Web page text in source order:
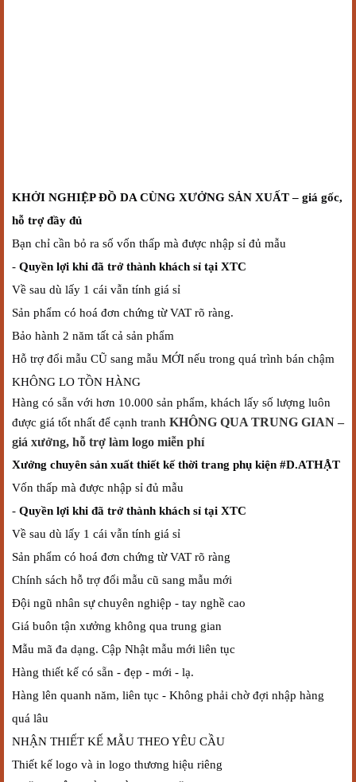
KHỞI NGHIỆP ĐỒ DA CÙNG XƯỞNG SẢN XUẤT – giá gốc,
hỗ trợ đầy đủ
Bạn chỉ cần bỏ ra số vốn thấp mà được nhập sỉ đủ mẫu
- Quyền lợi khi đã trở thành khách sỉ tại XTC
Về sau dù lấy 1 cái vẫn tính giá sỉ
Sản phẩm có hoá đơn chứng từ VAT rõ ràng.
Bảo hành 2 năm tất cả sản phẩm
Hỗ trợ đổi mẫu CŨ sang mẫu MỚI nếu trong quá trình bán chậm
KHÔNG LO TỒN HÀNG
Hàng có sẵn với hơn 10.000 sản phẩm, khách lấy số lượng luôn
được giá tốt nhất để cạnh tranh KHÔNG QUA TRUNG GIAN –
giá xưởng, hỗ trợ làm logo miễn phí
Xưởng chuyên sản xuất thiết kế thời trang phụ kiện #D.ATHẬT
Vốn thấp mà được nhập sỉ đủ mẫu
- Quyền lợi khi đã trở thành khách sỉ tại XTC
Về sau dù lấy 1 cái vẫn tính giá sỉ
Sản phẩm có hoá đơn chứng từ VAT rõ ràng
Chính sách hỗ trợ đổi mẫu cũ sang mẫu mới
Đội ngũ nhân sự chuyên nghiệp - tay nghề cao
Giá buôn tận xưởng không qua trung gian
Mẫu mã đa dạng. Cập Nhật mẫu mới liên tục
Hàng thiết kế có sẵn - đẹp - mới - lạ.
Hàng lên quanh năm, liên tục - Không phải chờ đợi nhập hàng
quá lâu
NHẬN THIẾT KẾ MẪU THEO YÊU CẦU
Thiết kế logo và in logo thương hiệu riêng